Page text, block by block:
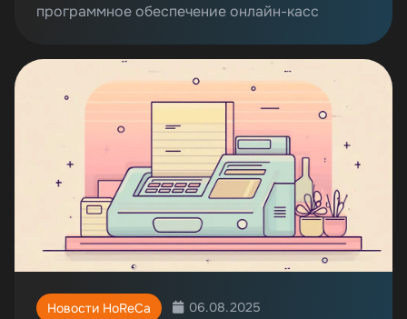
программное обеспечение онлайн-касс
Новости HoReCa 06.08.2025